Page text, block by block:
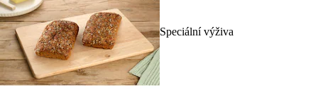
Speciální výživa